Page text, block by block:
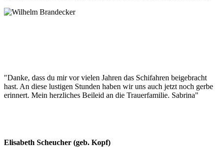
"Danke, dass du mir vor vielen Jahren das Schifahren beigebracht
hast. An diese lustigen Stunden haben wir uns auch jetzt noch gerbe
erinnert. Mein herzliches Beileid an die Trauerfamilie. Sabrina"
Elisabeth Scheucher (geb. Kopf)